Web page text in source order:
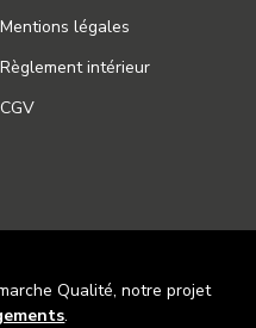
Mentions légales
Règlement intérieur
CGV
Qualité, notre projet
.